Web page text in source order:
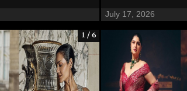
July 17, 2026
1 / 6